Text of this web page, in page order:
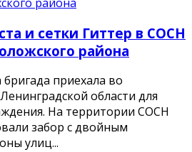
и сетки Гиттер в СОСН
района
приехала во
области для
На территории СОСН
забор с двойным
улиц...